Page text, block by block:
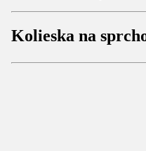
Kolieska na